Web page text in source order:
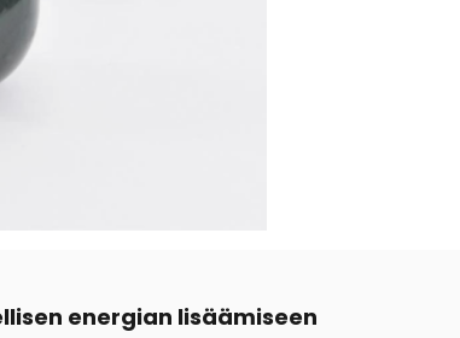
energian lisäämiseen